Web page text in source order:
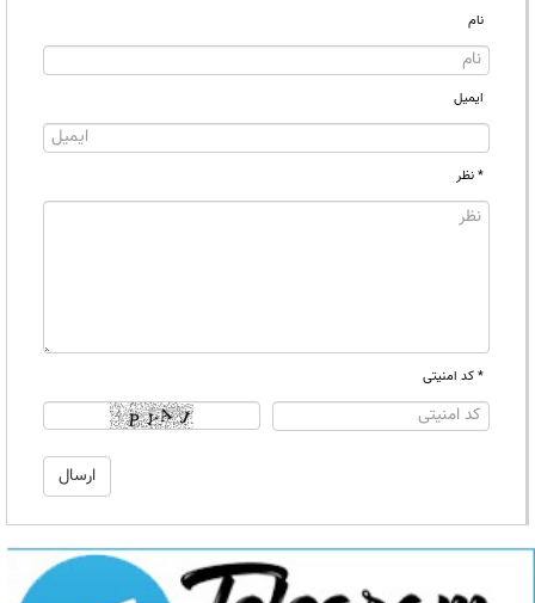
نام
ایمیل
* نظر
* کد امنیتی